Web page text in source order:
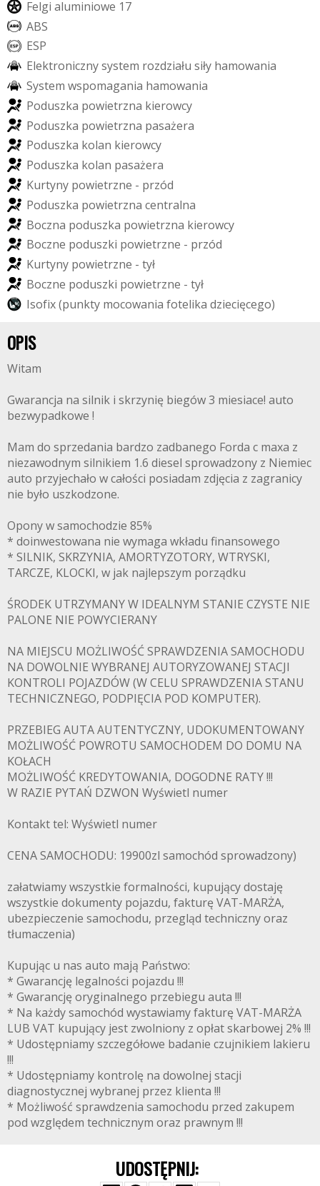
Felgi aluminiowe 17
ABS
ESP
Elektronicznysystem rozdziału siły hamowania
System wspomagania hamowania
Poduszka powietrzna kierowcy
Poduszka powietrzna pasażera
Poduszka kolan kierowcy
Poduszka kolan pasażera
Kurtyny powietrzne - przód
Poduszka powietrzna centralna
Boczna poduszka powietrzna kierowcy
Boczne poduszki powietrzne - przód
Kurtyny powietrzne - tył
Boczne poduszki powietrzne - tył
Isofix(punkty mocowania fotelika dziecięcego)
OPIS
Witam
Gwarancja na silnik i skrzynię biegów 3 miesiace! auto
bezwypadkowe !
Mam do sprzedania bardzo zadbanego Forda c maxa z
niezawodnym silnikiem 1.6 diesel sprowadzony z Niemiec
auto przyjechało w całości posiadam zdjęcia z zagranicy
nie było uszkodzone.
Opony w samochodzie 85%
* doinwestowana nie wymaga wkładu finansowego
* SILNIK, SKRZYNIA, AMORTYZOTORY, WTRYSKI,
TARCZE, KLOCKI, w jak najlepszym porządku
ŚRODEK UTRZYMANY W IDEALNYM STANIE CZYSTE NIE
PALONE NIE POWYCIERANY
NA MIEJSCU MOŻLIWOŚĆ SPRAWDZENIA SAMOCHODU
NA DOWOLNIE WYBRANEJ AUTORYZOWANEJ STACJI
KONTROLI POJAZDÓW (W CELU SPRAWDZENIA STANU
TECHNICZNEGO, PODPIĘCIA POD KOMPUTER).
PRZEBIEG AUTA AUTENTYCZNY, UDOKUMENTOWANY
MOŻLIWOŚĆ POWROTU SAMOCHODEM DO DOMU NA
KOŁACH
MOŻLIWOŚĆ KREDYTOWANIA, DOGODNE RATY !!!
W RAZIE PYTAŃ DZWON Wyświetl numer
Kontakt tel: Wyświetl numer
CENA SAMOCHODU: 19900zl samochód sprowadzony)
załatwiamy wszystkie formalności, kupujący dostaję
wszystkie dokumenty pojazdu, fakturę VAT-MARŻA,
ubezpieczenie samochodu, przegląd techniczny oraz
tłumaczenia)
Kupując u nas auto mają Państwo:
* Gwarancję legalności pojazdu !!!
* Gwarancję oryginalnego przebiegu auta !!!
* Na każdy samochód wystawiamy fakturę VAT-MARŻA
LUB VAT kupujący jest zwolniony z opłat skarbowej 2% !!!
* Udostępniamy szczegółowe badanie czujnikiem lakieru
!!!
* Udostępniamy kontrolę na dowolnej stacji
diagnostycznej wybranej przez klienta !!!
* Możliwość sprawdzenia samochodu przed zakupem
pod względem technicznym oraz prawnym !!!
UDOSTĘPNIJ: